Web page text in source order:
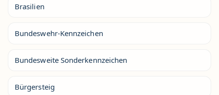
Brasilien
Bundeswehr-Kennzeichen
Bundesweite Sonderkennzeichen
Bürgersteig